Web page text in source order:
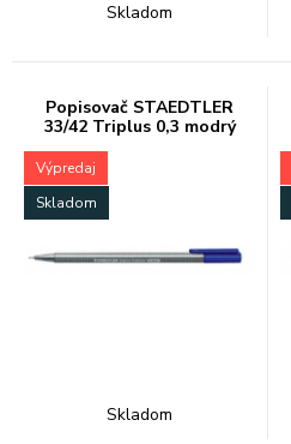
Skladom
Popisovač STAEDTLER
33/42 Triplus 0,3 modrý
Výpredaj
Skladom
Skladom